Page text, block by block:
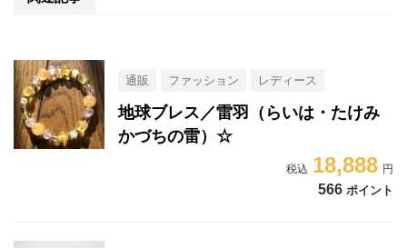
通販 ファッション レディース
地球ブレス／雷羽（らいは・たけみ
かづちの雷）☆
18,888
566 ポイント